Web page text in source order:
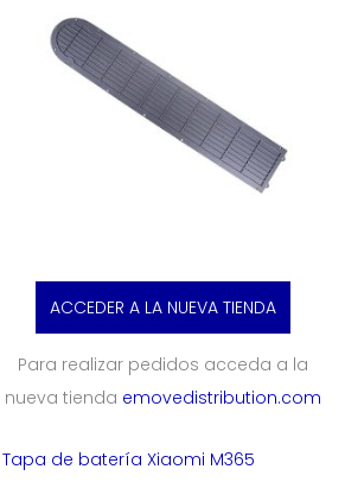
ACCEDER A LA NUEVA TIENDA
Para realizar pedidos acceda a la
nueva tienda emovedistribution.com
Tapa de batería Xiaomi M365